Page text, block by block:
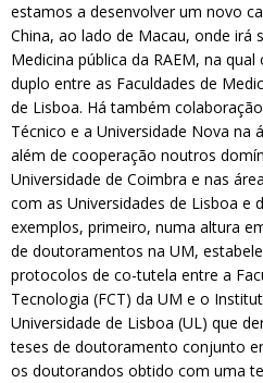
estamos a desenvolver um novo
China, ao lado de Macau, onde irá
Medicina pública da RAEM, na
duplo entre as Faculdades de
de Lisboa. Há também
Técnico e a Universidade Nova na
além de cooperação noutros
Universidade de Coimbra e nas
com as Universidades de Lisboa e
exemplos, primeiro, numa altura
de doutoramentos na UM,
protocolos de co-tutela entre a
Tecnologia (FCT) da UM e o
Universidade de Lisboa (UL) que
teses de doutoramento conjunto
os doutorandos obtido com uma